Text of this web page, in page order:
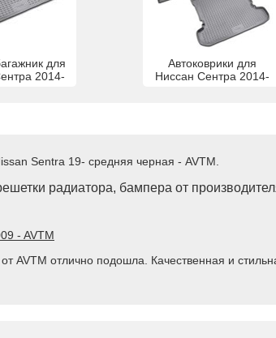
для
2014-
Автоковрики для
Ниссан Сентра 2014-
Sentra 19- средняя черная - AVTM.
радиатора, бампера от
- AVTM
AVTM отлично подошла. Качественная и